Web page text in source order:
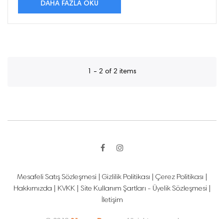
DAHA FAZLA OKU
1 - 2 of 2 items
Mesafeli Satış Sözleşmesi Gizlilik Politikası Çerez Politikası
Hakkımızda
KVKK| Site Kullanım Şartları - Üyelik Sözleşmesi
İletişim